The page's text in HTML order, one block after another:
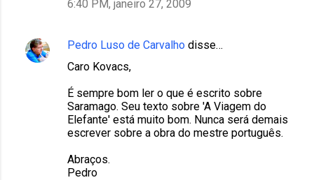
6:40 PM, janeiro 27, 2009
Pedro Luso de Carvalho disse…
Caro Kovacs,
É sempre bom ler o que é escrito sobre
Saramago. Seu texto sobre 'A Viagem do
Elefante' está muito bom. Nunca será demais
escrever sobre a obra do mestre português.
Abraços.
Pedro